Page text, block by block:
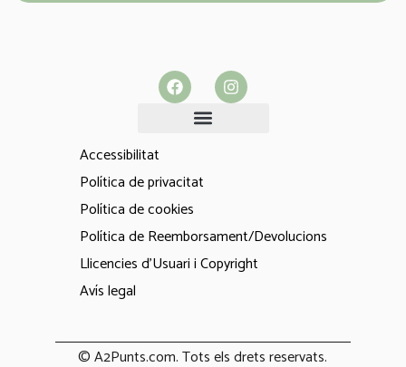
Accessibilitat
Política de privacitat
Política de cookies
Política de Reemborsament/Devolucions
Llicencies d'Usuari i Copyright
Avís legal
© A2Punts.com. Tots els drets reservats.